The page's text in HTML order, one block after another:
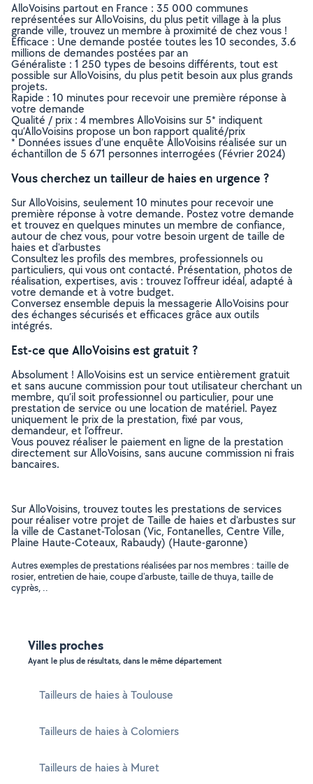
AlloVoisins partout en France : 35 000 communes
représentées sur AlloVoisins, du plus petit village à la plus
grande ville, trouvez un membre à proximité de chez vous !
Efficace : Une demande postée toutes les 10 secondes, 3.6
millions de demandes postées par an
Généraliste : 1 250 types de besoins différents, tout est
possible sur AlloVoisins, du plus petit besoin aux plus grands
projets.
Rapide : 10 minutes pour recevoir une première réponse à
votre demande
Qualité / prix : 4 membres AlloVoisins sur 5* indiquent
qu’AlloVoisins propose un bon rapport qualité/prix
* Données issues d’une enquête AlloVoisins réalisée sur un
échantillon de 5 671 personnes interrogées (Février 2024)
Vous cherchez un tailleur de haies en urgence ?
Sur AlloVoisins, seulement 10 minutes pour recevoir une
première réponse à votre demande. Postez votre demande
et trouvez en quelques minutes un membre de confiance,
autour de chez vous, pour votre besoin urgent de taille de
haies et d'arbustes
Consultez les profils des membres, professionnels ou
particuliers, qui vous ont contacté. Présentation, photos de
réalisation, expertises, avis : trouvez l'offreur idéal, adapté à
votre demande et à votre budget.
Conversez ensemble depuis la messagerie AlloVoisins pour
des échanges sécurisés et efficaces grâce aux outils
intégrés.
Est-ce que AlloVoisins est gratuit ?
Absolument ! AlloVoisins est un service entièrement gratuit
et sans aucune commission pour tout utilisateur cherchant un
membre, qu’il soit professionnel ou particulier, pour une
prestation de service ou une location de matériel. Payez
uniquement le prix de la prestation, fixé par vous,
demandeur, et l’offreur.
Vous pouvez réaliser le paiement en ligne de la prestation
directement sur AlloVoisins, sans aucune commission ni frais
bancaires.
Sur AlloVoisins, trouvez toutes les prestations de services
pour réaliser votre projet de Taille de haies et d'arbustes sur
la ville de Castanet-Tolosan (Vic, Fontanelles, Centre Ville,
Plaine Haute-Coteaux, Rabaudy) (Haute-garonne)
Autres exemples de prestations réalisées par nos membres : taille de
rosier, entretien de haie, coupe d'arbuste, taille de thuya, taille de
cyprès, ..
Villes proches
Ayant le plus de résultats, dans le même département
Tailleurs de haies à Toulouse
Tailleurs de haies à Colomiers
Tailleurs de haies à Muret